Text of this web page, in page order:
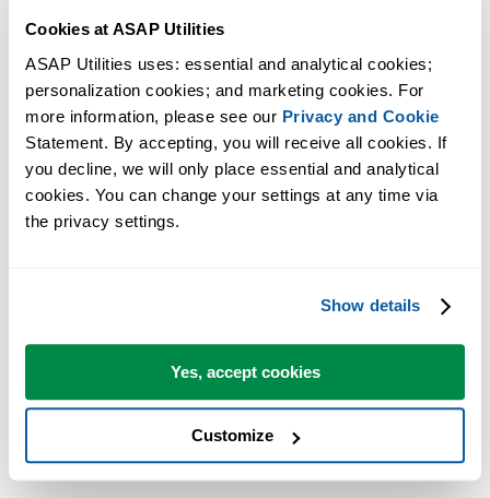
Cookies at ASAP Utilities
ASAP Utilities uses: essential and analytical cookies;
personalization cookies; and marketing cookies. For
more information, please see our Privacy and Cookie
Statement. By accepting, you will receive all cookies. If
you decline, we will only place essential and analytical
cookies. You can change your settings at any time via
the privacy settings.
Show details
Yes, accept cookies
Customize